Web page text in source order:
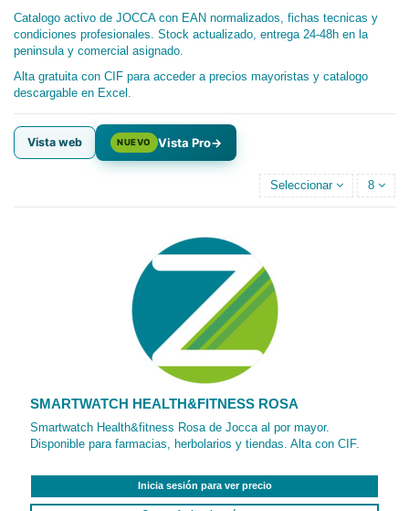
Catalogo activo de JOCCA con EAN normalizados, fichas tecnicas y
condiciones profesionales. Stock actualizado, entrega 24-48h en la
peninsula y comercial asignado.
Alta gratuita con CIF para acceder a precios mayoristas y catalogo
descargable en Excel.
Vista web NUEVO Vista Pro→
Seleccionar 8
SMARTWATCH HEALTH&FITNESS ROSA
Smartwatch Health&fitness Rosa de Jocca al por mayor.
Disponible para farmacias, herbolarios y tiendas. Alta con CIF.
Inicia sesión para ver precio